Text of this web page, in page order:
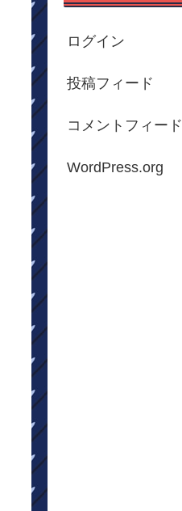
ログイン
投稿フィード
コメントフィード
WordPress.org